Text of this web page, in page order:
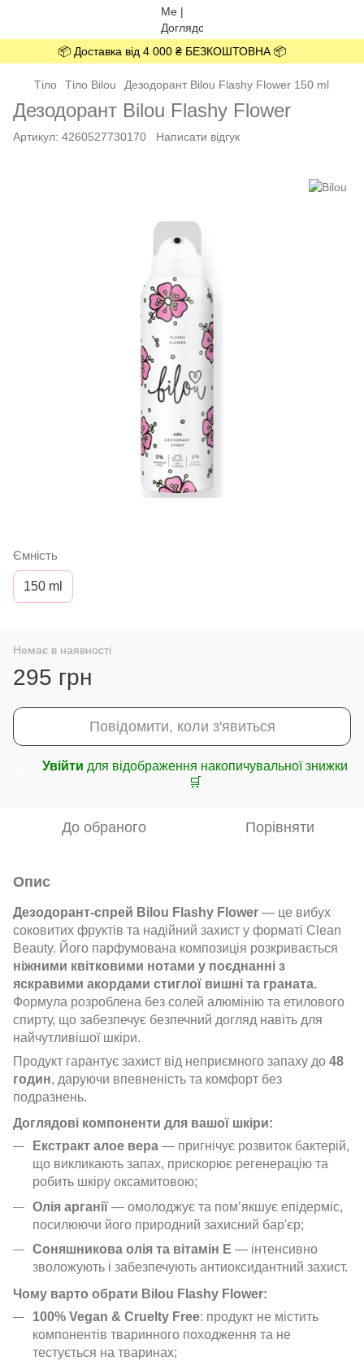
📦 Доставка від 4 000 ₴ БЕЗКОШТОВНА 📦
Тіло Тіло Bilou Дезодорант Bilou Flashy Flower 150 ml
Дезодорант Bilou Flashy Flower
Артикул: 4260527730170 Написати відгук
Ємність
150 ml
Немає в наявності
295 грн
Повідомити, коли з'явиться
Увійти для відображення накопичувальної знижки
🛒
До обраного Порівняти
Опис
Дезодорант-спрей Bilou Flashy Flower — це вибух
соковитих фруктів та надійний захист у форматі Clean
Beauty. Його парфумована композиція розкривається
ніжними квітковими нотами у поєднанні з
яскравими акордами стиглої вишні та граната.
Формула розроблена без солей алюмінію та етилового
спирту, що забезпечує безпечний догляд навіть для
найчутливішої шкіри.
Продукт гарантує захист від неприємного запаху до 48
годин, даруючи впевненість та комфорт без
подразнень.
Доглядові компоненти для вашої шкіри:
Екстракт алое вера — пригнічує розвиток бактерій,
що викликають запах, прискорює регенерацію та
робить шкіру оксамитовою;
Олія арганії — омолоджує та пом’якшує епідерміс,
посилюючи його природний захисний бар'єр;
Соняшникова олія та вітамін Е — інтенсивно
зволожують і забезпечують антиоксидантний захист.
Чому варто обрати Bilou Flashy Flower:
100% Vegan & Cruelty Free: продукт не містить
компонентів тваринного походження та не
тестується на тваринах;